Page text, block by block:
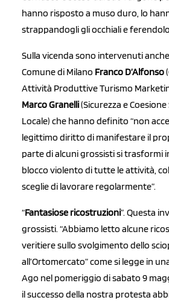
hanno risposto a muso duro, lo
strappandogli gli occhiali e ferendolo
Sulla vicenda sono intervenuti
Comune di Milano Franco D’Alfonso
Attività Produttive Turismo
Marco Granelli(Sicurezza e Coesione
Locale) che hanno definito “non
legittimo diritto di manifestare il
parte di alcuni grossisti si trasformi
blocco violento di tutte le attività,
sceglie di lavorare regolarmente”.
“Fantasiose ricostruzioni”. Questa
grossisti. “Abbiamo letto alcune
veritiere sullo svolgimento dello
all’Ortomercato” come si legge in
Ago nel pomeriggio di sabato 9
il successo della nostra protesta